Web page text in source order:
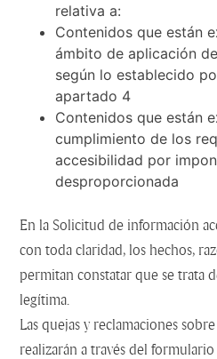
relativa a:
Contenidos que están
ámbito de aplicación
según lo establecido
apartado 4
Contenidos que están
cumplimiento de los
accesibilidad por
desproporcionada
En la Solicitud de información
con toda claridad, los hechos,
permitan constatar que se trata
legítima.
Las quejas y reclamaciones
realizarán a través del